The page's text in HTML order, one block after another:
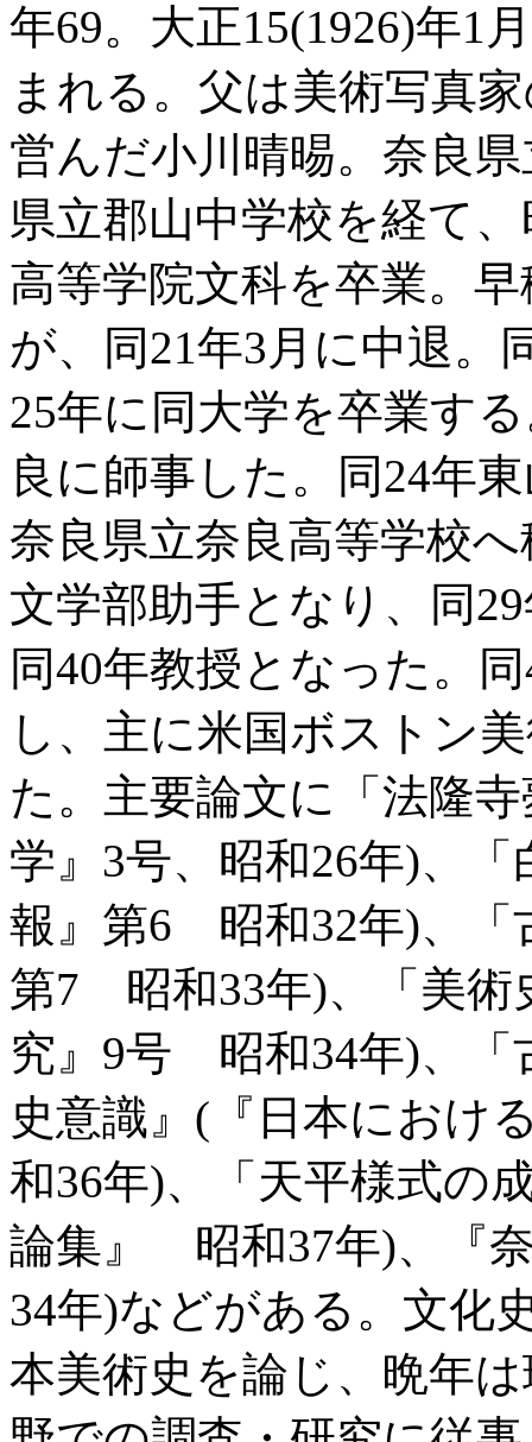
年69。大正15(1926)年1
まれる。父は美術写真
営んだ小川晴晹。奈良
県立郡山中学校を経て
高等学院文科を卒業。
が、同21年3月に中退。
25年に同大学を卒業す
良に師事した。同24年
奈良県立奈良高等学校
文学部助手となり、同
同40年教授となった。
し、主に米国ボストン
た。主要論文に「法隆
学』3号、昭和26年)、
報』第6 昭和32年)、「
第7 昭和33年)、「美術
究』9号 昭和34年)、「
史意識』(『日本におけ
和36年)、「天平様式の
論集』 昭和37年)、『
34年)などがある。文化
本美術史を論じ、晩年